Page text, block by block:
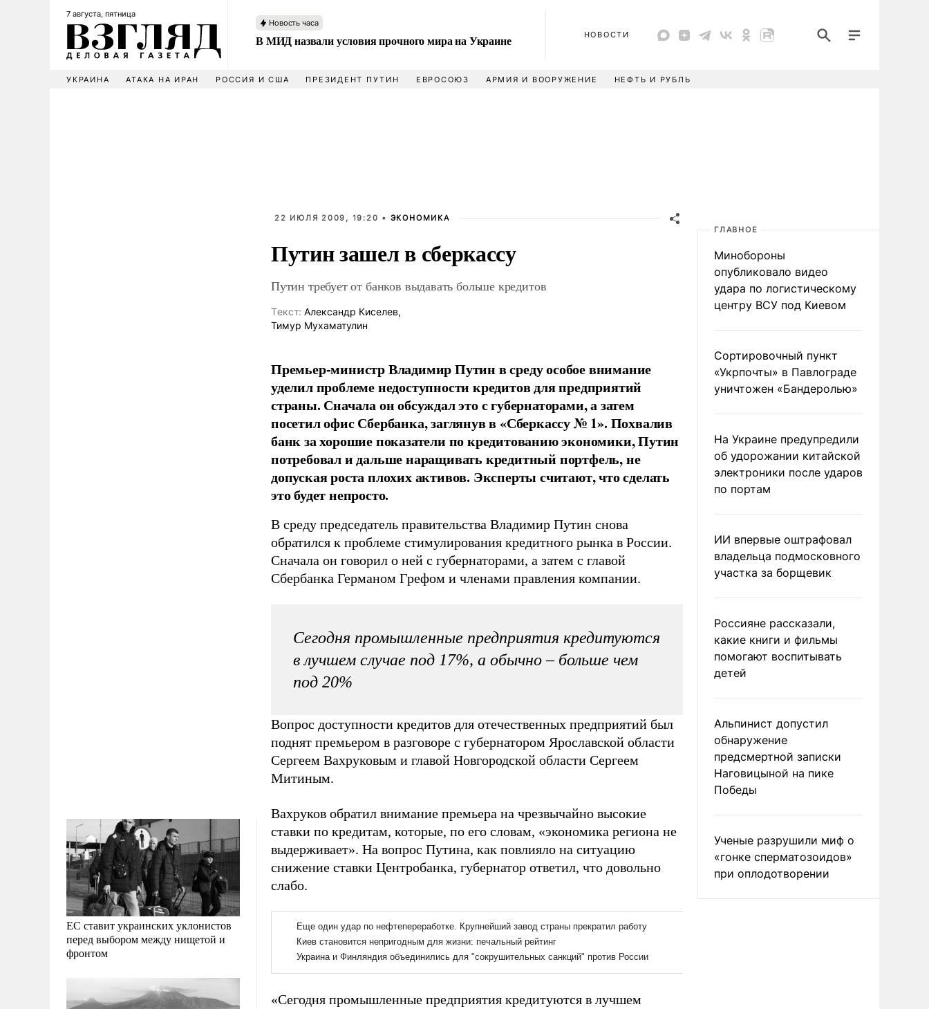
7 августа, пятница
Новость часа
В МИД назвали условия прочного мира на Украине НОВОСТИ
УКРАИНА АТАКА НА ИРАН РОССИЯ И США ПРЕЗИДЕНТ ПУТИН ЕВРОСОЮЗ АРМИЯ И ВООРУЖЕНИЕ НЕФТЬ И РУБЛЬ
ЕС ставит украинских уклонистов
перед выбором между нищетой и
фронтом
22 ИЮЛЯ 2009, 19:20 • ЭКОНОМИКА
Путин зашел в сберкассу
Путин требует от банков выдавать больше кредитов
Tекст: Александр Киселев,
Тимур Мухаматулин
Премьер-министр Владимир Путин в среду особое внимание
уделил проблеме недоступности кредитов для предприятий
страны. Сначала он обсуждал это с губернаторами, а затем
посетил офис Сбербанка, заглянув в «Сберкассу № 1». Похвалив
банк за хорошие показатели по кредитованию экономики, Путин
потребовал и дальше наращивать кредитный портфель, не
допуская роста плохих активов. Эксперты считают, что сделать
это будет непросто.
В среду председатель правительства Владимир Путин снова
обратился к проблеме стимулирования кредитного рынка в России.
Сначала он говорил о ней с губернаторами, а затем с главой
Сбербанка Германом Грефом и членами правления компании.
Сегодня промышленные предприятия кредитуются
в лучшем случае под 17%, а обычно – больше чем
под 20%
Вопрос доступности кредитов для отечественных предприятий был
поднят премьером в разговоре с губернатором Ярославской области
Сергеем Вахруковым и главой Новгородской области Сергеем
Митиным.
Вахруков обратил внимание премьера на чрезвычайно высокие
ставки по кредитам, которые, по его словам, «экономика региона не
выдерживает». На вопрос Путина, как повлияло на ситуацию
снижение ставки Центробанка, губернатор ответил, что довольно
слабо.
«Сегодня промышленные предприятия кредитуются в лучшем
ГЛАВНОЕ
Минобороны
опубликовало видео
удара по логистическому
центру ВСУ под Киевом
Сортировочный пункт
«Укрпочты» в Павлограде
уничтожен «Бандеролью»
На Украине предупредили
об удорожании китайской
электроники после ударов
по портам
ИИ впервые оштрафовал
владельца подмосковного
участка за борщевик
Россияне рассказали,
какие книги и фильмы
помогают воспитывать
детей
Альпинист допустил
обнаружение
предсмертной записки
Наговицыной на пике
Победы
Ученые разрушили миф о
«гонке сперматозоидов»
при оплодотворении